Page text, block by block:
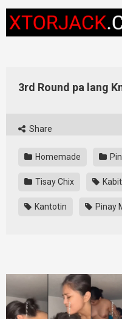
content
3rd Round pa lang
Share
Homemade
Tisay Chix
Kantotin Pinay